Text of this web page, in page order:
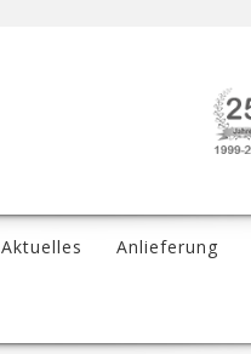
Aktuelles Anlieferung